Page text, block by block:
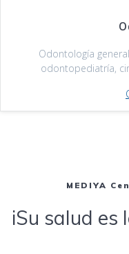
Odontología
odontopediatría,
MEDIYA
iSu salud es